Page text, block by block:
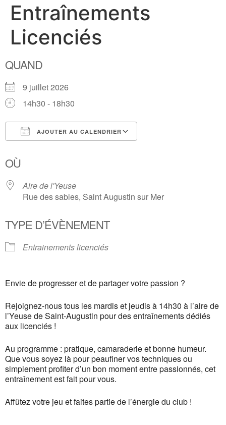
Entraînements
Licenciés
QUAND
9 juillet 2026
14h30 - 18h30
AJOUTER AU CALENDRIER
OÙ
Aire de l'Yeuse
Rue des sables, Saint Augustin sur Mer
TYPE D’ÉVÈNEMENT
Entrainements licenciés
Envie de progresser et de partager votre passion ?
Rejoignez-nous tous les mardis et jeudis à 14h30 à l’aire de
l’Yeuse de Saint-Augustin pour des entraînements dédiés
aux licenciés !
Au programme : pratique, camaraderie et bonne humeur.
Que vous soyez là pour peaufiner vos techniques ou
simplement profiter d’un bon moment entre passionnés, cet
entraînement est fait pour vous.
Affûtez votre jeu et faites partie de l’énergie du club !